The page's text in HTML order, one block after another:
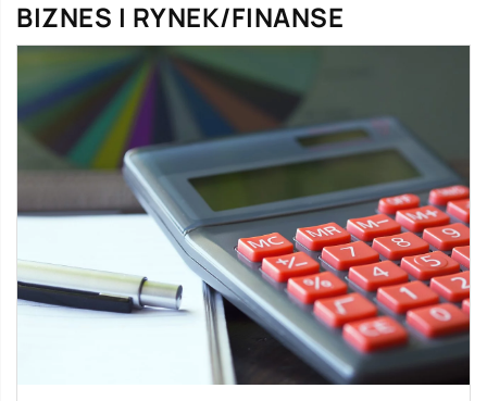
BIZNES I RYNEK/FINANSE